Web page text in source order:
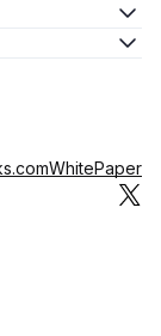
WhitePaper